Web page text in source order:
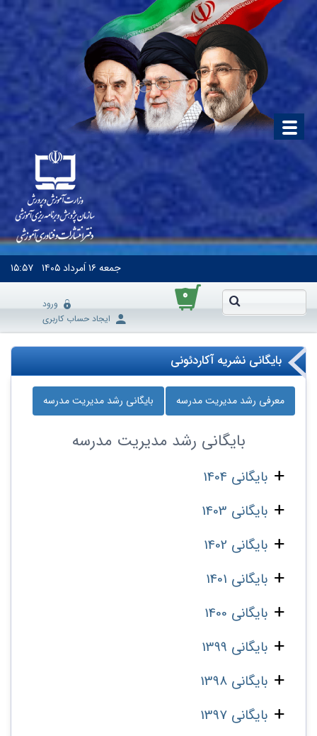
جمعه۱۶ اَمرداد ۱۴۰۵ ۱۵:۵۷
۰
ورود
ایجاد حساب کاربری
بایگانی نشریه آکاردئونی
معرفی رشد مدیریت مدرسه بایگانی رشد مدیریت مدرسه
بایگانی رشد مدیریت مدرسه
بایگانی 1404
بایگانی 1403
بایگانی 1402
بایگانی 1401
بایگانی 1400
بایگانی 1399
بایگانی 1398
بایگانی 1397